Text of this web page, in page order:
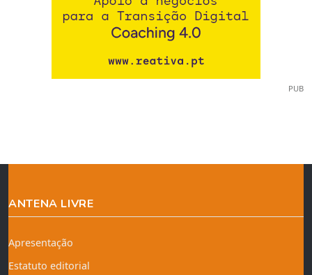
PUB
ANTENA LIVRE
Apresentação
Estatuto editorial